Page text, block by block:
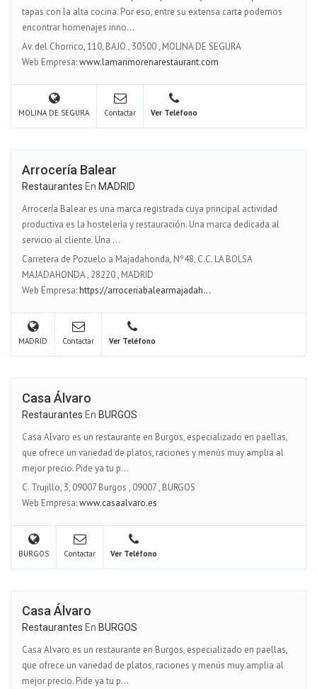
tapas con la alta cocina. Por eso, entre su extensa carta podemos
encontrar homenajes inno...
Av. del Chorrico, 110, BAJO , 30500, MOLINA DE SEGURA
Web Empresa:www.lamarimorenarestaurant.com
MOLINA DE SEGURA Contactar Ver Teléfono
Arrocería Balear
Restaurantes En MADRID
Arrocería Balear es una marca registrada cuya principal actividad
productiva es la hostelería y restauración. Una marca dedicada al
servicio al cliente. Una ...
Carretera de Pozuelo a Majadahonda, Nº48, C.C. LA BOLSA
MAJADAHONDA, 28220, MADRID
Web Empresa:https://arroceriabalearmajadah...
MADRID Contactar Ver Teléfono
Casa Álvaro
Restaurantes En BURGOS
Casa Alvaro es un restaurante en Burgos, especializado en paellas,
que ofrece un variedad de platos, raciones y menús muy amplia al
mejor precio. Pide ya tu p...
C. Trujillo, 3, 09007 Burgos , 09007, BURGOS
Web Empresa:www.casaalvaro.es
BURGOS Contactar Ver Teléfono
Casa Álvaro
Restaurantes En BURGOS
Casa Alvaro es un restaurante en Burgos, especializado en paellas,
que ofrece un variedad de platos, raciones y menús muy amplia al
mejor precio. Pide ya tu p...